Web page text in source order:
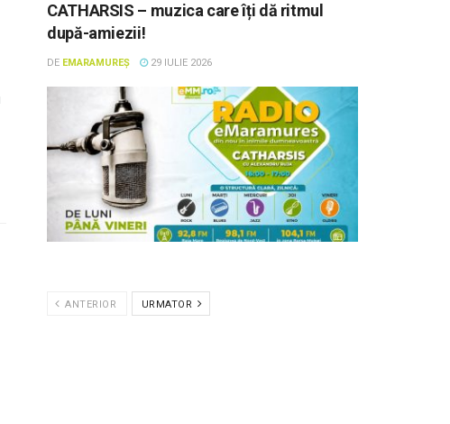
CATHARSIS – muzica care îți dă ritmul
după-amiezii!
DE EMARAMUREȘ 29 IULIE 2026
ANTERIOR URMATOR